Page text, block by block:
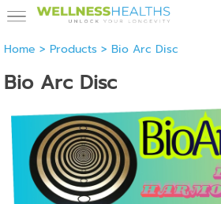
Home > Products> Bio Arc Disc
Bio Arc Disc